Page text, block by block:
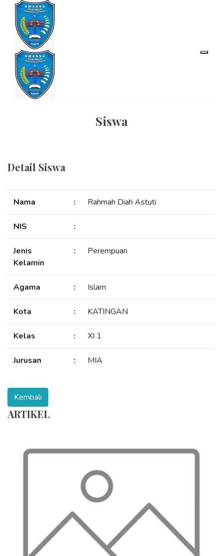
Siswa
Detail Siswa
Nama : Rahmah Diah Astuti
NIS :
Jenis
Kelamin
: Perempuan
Agama : Islam
Kota : KATINGAN
Kelas : XI 1
Jurusan : MIA
ARTIKEL